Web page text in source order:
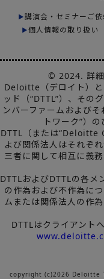
講演会・セミナーご依
個人情報の取り扱い
© 2024. 詳
Deloitte（デロイト）
ッド（“DTTL”）、その
ンバーファームおよび
トワーク”）
DTTL（または“Deloitte
よび関係法人はそれぞ
三者に関して相互に義
DTTLおよびDTTLの各メ
の作為および不作為に
ムまたは関係法人の作
DTTLはクライアント
copyright (c)2026 Deloitte